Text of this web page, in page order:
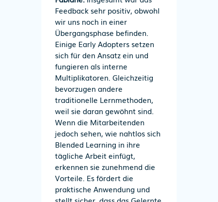
Feedback sehr positiv, obwohl
wir uns noch in einer
Übergangsphase befinden.
Einige Early Adopters setzen
sich für den Ansatz ein und
fungieren als interne
Multiplikatoren. Gleichzeitig
bevorzugen andere
traditionelle Lernmethoden,
weil sie daran gewöhnt sind.
Wenn die Mitarbeitenden
jedoch sehen, wie nahtlos sich
Blended Learning in ihre
tägliche Arbeit einfügt,
erkennen sie zunehmend die
Vorteile. Es fördert die
praktische Anwendung und
stellt sicher, dass das Gelernte